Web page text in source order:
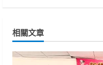
i
n
相關文章